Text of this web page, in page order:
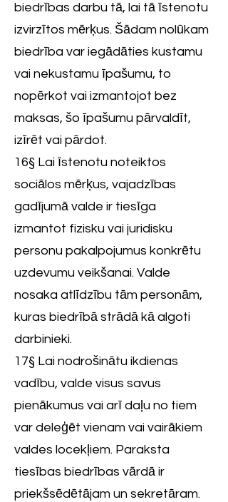
biedrības darbu tā, lai tā īstenotu
izvirzītos mērķus. Šādam nolūkam
biedrība var iegādāties kustamu
vai nekustamu īpašumu, to
nopērkot vai izmantojot bez
maksas, šo īpašumu pārvaldīt,
izīrēt vai pārdot.
16§ Lai īstenotu noteiktos
sociālos mērķus, vajadzības
gadījumā valde ir tiesīga
izmantot fizisku vai juridisku
personu pakalpojumus konkrētu
uzdevumu veikšanai. Valde
nosaka atlīdzību tām personām,
kuras biedrībā strādā kā algoti
darbinieki.
17§ Lai nodrošinātu ikdienas
vadību, valde visus savus
pienākumus vai arī daļu no tiem
var deleģēt vienam vai vairākiem
valdes locekļiem. Paraksta
tiesības biedrības vārdā ir
priekšsēdētājam un sekretāram.